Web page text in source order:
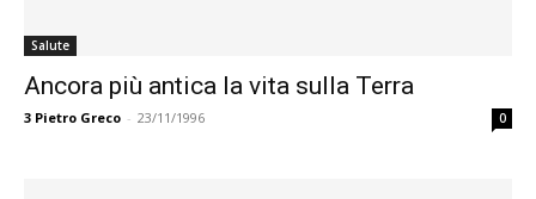
Salute
Ancora più antica la vita sulla Terra
3 Pietro Greco - 23/11/1996 0